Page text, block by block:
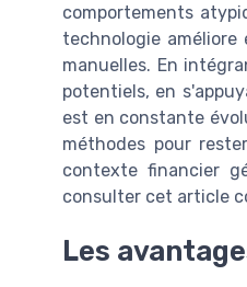
comportements
technologie
manuelles. En
potentiels, en
est en constante
méthodes pour
contexte financier
consulter cet article
Les